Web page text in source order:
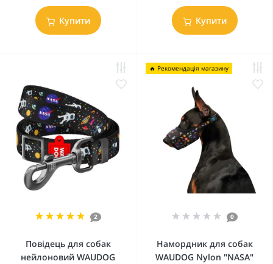
Купити Купити
2
Повідець для собак
нейлоновий WAUDOG
🔥 Рекомендація магазину
0
Намордник для собак
WAUDOG Nylon "NASA"